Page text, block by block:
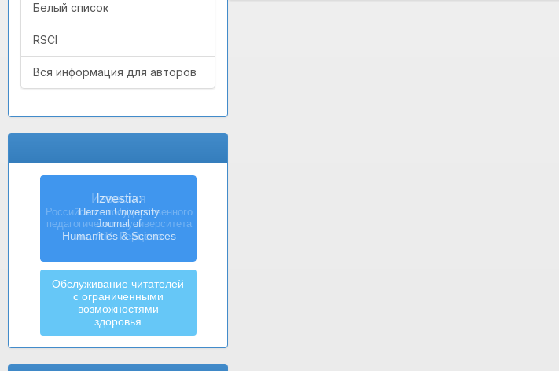
Белый список
RSCI
Вся информация для авторов
Izvestia:
Herzen University
Journal of
Humanities & Sciences
Обслуживание читателей
с ограниченными
возможностями
здоровья